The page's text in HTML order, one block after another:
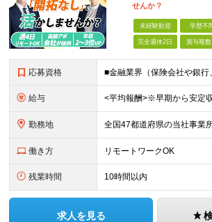
せんか？
未経験歓迎 学歴不
完全週休2日 賞与複数
応募資格
給与
勤務地
働き方 リモートワークOK
残業時間 10時間以内
求人を見る